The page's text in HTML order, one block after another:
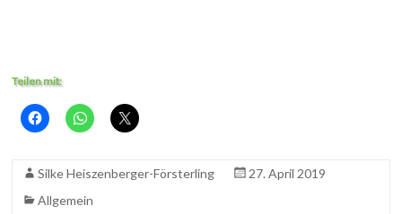
Teilen mit:
Silke Heiszenberger-Försterling
27. April 2019
Allgemein